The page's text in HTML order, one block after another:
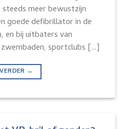
meer bewustzijn
goede defibrillator in de
en bij uitbaters van
sportclubs […]
→